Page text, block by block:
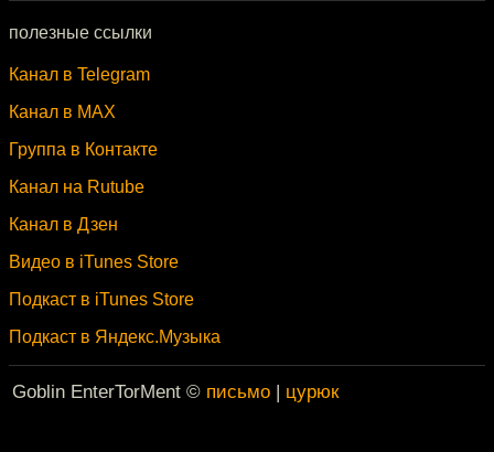
полезные ссылки
Канал в Telegram
Канал в MAX
Группа в Контакте
Канал на Rutube
Канал в Дзен
Видео в iTunes Store
Подкаст в iTunes Store
Подкаст в Яндекс.Музыка
Goblin EnterTorMent © письмо | цурюк